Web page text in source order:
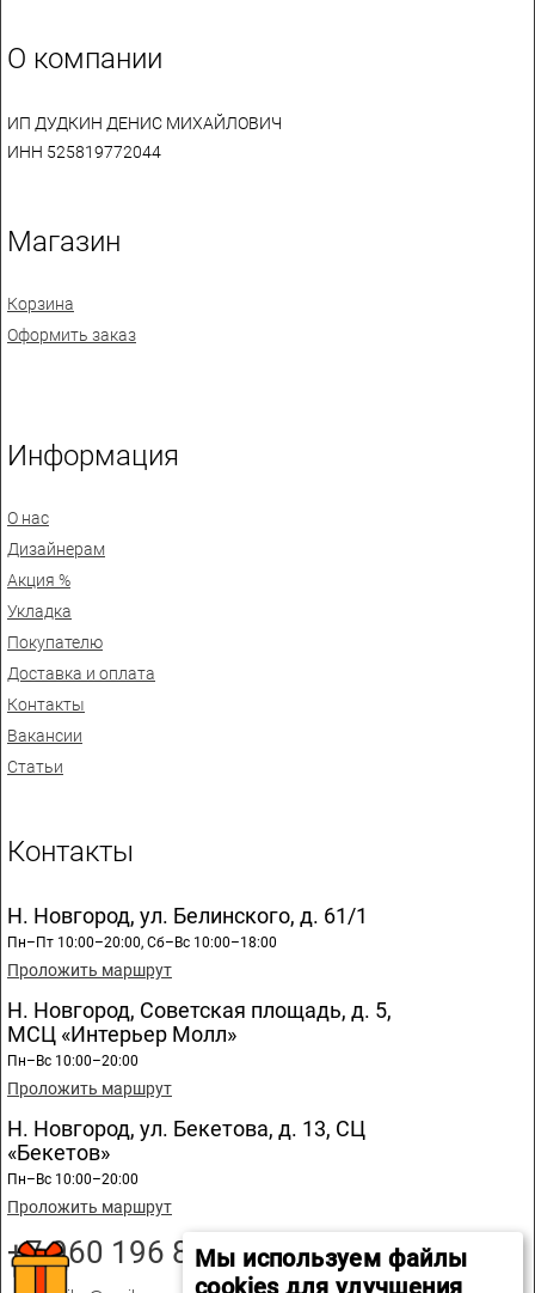
О компании
ИП ДУДКИН ДЕНИС МИХАЙЛОВИЧ
ИНН 525819772044
Магазин
Корзина
Оформить заказ
Информация
О нас
Дизайнерам
Акция %
Укладка
Покупателю
Доставка и оплата
Контакты
Вакансии
Статьи
Контакты
Н. Новгород, ул. Белинского, д. 61/1
Пн–Пт 10:00–20:00, Сб–Вс 10:00–18:00
Проложить маршрут
Н. Новгород, Советская площадь, д. 5,
МСЦ «Интерьер Молл»
Пн–Вс 10:00–20:00
Проложить маршрут
Н. Новгород, ул. Бекетова, д. 13, СЦ
«Бекетов»
Пн–Вс 10:00–20:00
Проложить маршрут
+7 960 196 89 20Мы используем файлы
cookies для улучшения